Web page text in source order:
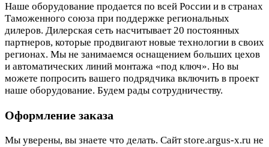
Наше оборудование продается по всей России и в странах
Таможенного союза при поддержке региональных
дилеров. Дилерская сеть насчитывает 20 постоянных
партнеров, которые продвигают новые технологии в своих
регионах. Мы не занимаемся оснащением больших цехов
и автоматических линий монтажа «под ключ». Но вы
можете попросить вашего подрядчика включить в проект
наше оборудование. Будем рады сотрудничеству.
Оформление заказа
Мы уверены, вы знаете что делать. Сайт store.argus-x.ru не